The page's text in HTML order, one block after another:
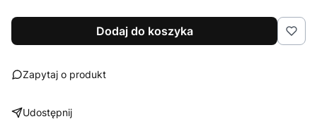
Dodaj do koszyka
Zapytaj o produkt
Udostępnij